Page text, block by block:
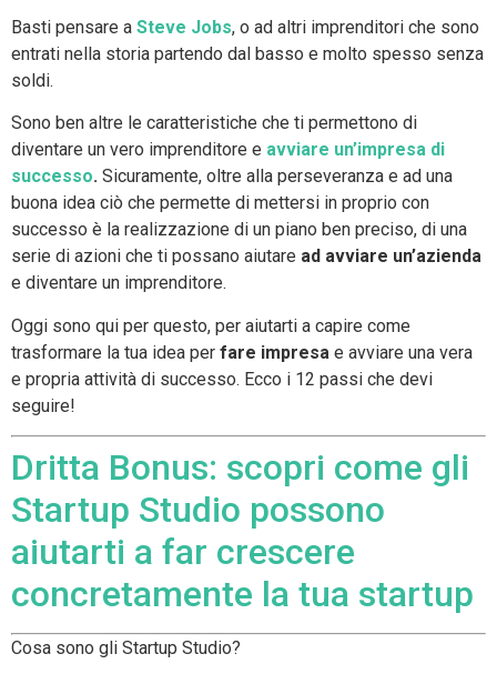
Basti pensare a Steve Jobs, o ad altri imprenditori che sono
entrati nella storia partendo dal basso e molto spesso senza
soldi.
Sono ben altre le caratteristiche che ti permettono di
diventare un vero imprenditore e avviare un’impresa di
successo. Sicuramente, oltre alla perseveranza e ad una
buona idea ciò che permette di mettersi in proprio con
successo è la realizzazione di un piano ben preciso, di una
serie di azioni che ti possano aiutare ad avviare un’azienda
e diventare un imprenditore.
Oggi sono qui per questo, per aiutarti a capire come
trasformare la tua idea per fare impresa e avviare una vera
e propria attività di successo. Ecco i 12 passi che devi
seguire!
Dritta Bonus: scopri come gli
Startup Studio possono
aiutarti a far crescere
concretamente la tua startup
Cosa sono gli Startup Studio?